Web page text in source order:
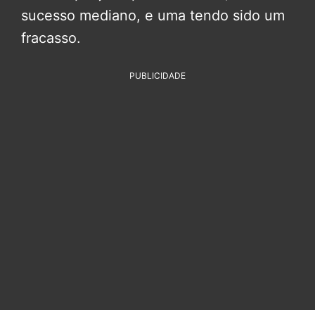
sucesso mediano, e uma tendo sido um
fracasso.
PUBLICIDADE